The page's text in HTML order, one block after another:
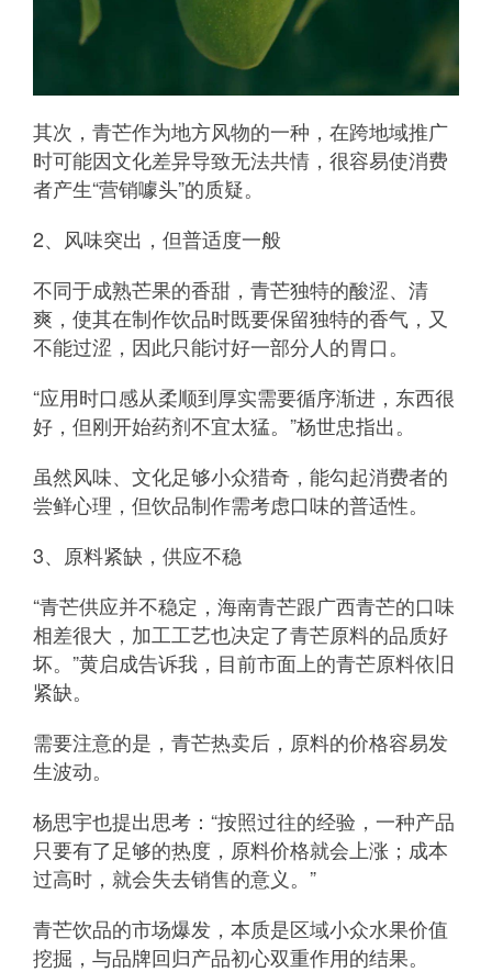
其次，青芒作为地方风物的一种，在跨地域推广
时可能因文化差异导致无法共情，很容易使消费
者产生“营销噱头”的质疑。
2、风味突出，但普适度一般
不同于成熟芒果的香甜，青芒独特的酸涩、清
爽，使其在制作饮品时既要保留独特的香气，又
不能过涩，因此只能讨好一部分人的胃口。
“应用时口感从柔顺到厚实需要循序渐进，东西很
好，但刚开始药剂不宜太猛。”杨世忠指出。
虽然风味、文化足够小众猎奇，能勾起消费者的
尝鲜心理，但饮品制作需考虑口味的普适性。
3、原料紧缺，供应不稳
“青芒供应并不稳定，海南青芒跟广西青芒的口味
相差很大，加工工艺也决定了青芒原料的品质好
坏。”黄启成告诉我，目前市面上的青芒原料依旧
紧缺。
需要注意的是，青芒热卖后，原料的价格容易发
生波动。
杨思宇也提出思考：“按照过往的经验，一种产品
只要有了足够的热度，原料价格就会上涨；成本
过高时，就会失去销售的意义。”
青芒饮品的市场爆发， 本质是区域小众水果价值
挖掘，与品牌回归产品初心双重作用的结果。